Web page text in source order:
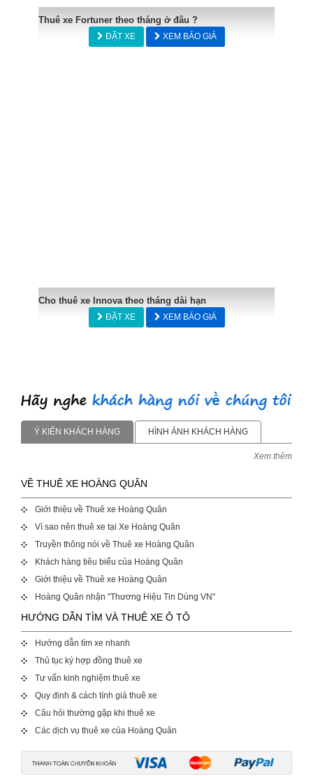
Thuê xe Fortuner theo tháng ở đâu ?
ĐẶT XE XEM BÁO GIÁ
Cho thuê xe Innova theo tháng dài hạn
ĐẶT XE XEM BÁO GIÁ
Ý KIẾN KHÁCH HÀNG HÌNH ẢNH KHÁCH HÀNG
Xem thêm
VỀ THUÊ XE HOÀNG QUÂN
Giới thiệu về Thuê xe Hoàng Quân
Vì sao nên thuê xe tại Xe Hoàng Quân
Truyền thông nói về Thuê xe Hoàng Quân
Khách hàng tiêu biểu của Hoàng Quân
Giới thiệu về Thuê xe Hoàng Quân
Hoàng Quân nhận "Thương Hiệu Tin Dùng VN"
HƯỚNG DẪN TÌM VÀ THUÊ XE Ô TÔ
Hướng dẫn tìm xe nhanh
Thủ tục ký hợp đồng thuê xe
Tư vấn kinh nghiệm thuê xe
Quy định & cách tính giá thuê xe
Câu hỏi thường gặp khi thuê xe
Các dịch vụ thuê xe của Hoàng Quân